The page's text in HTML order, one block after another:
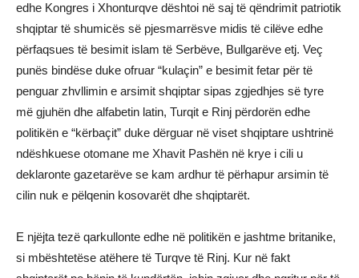
edhe Kongres i Xhonturqve dështoi në saj të qëndrimit patriotik
shqiptar të shumicës së pjesmarrësve midis të cilëve edhe
përfaqsues të besimit islam të Serbëve, Bullgarëve etj. Veç
punës bindëse duke ofruar “kulaçin” e besimit fetar për të
penguar zhvllimin e arsimit shqiptar sipas zgjedhjes së tyre
më gjuhën dhe alfabetin latin, Turqit e Rinj përdorën edhe
politikën e “kërbaçit” duke dërguar në viset shqiptare ushtrinë
ndëshkuese otomane me Xhavit Pashën në krye i cili u
deklaronte gazetarëve se kam ardhur të përhapur arsimin të
cilin nuk e pëlqenin kosovarët dhe shqiptarët.
E njëjta tezë qarkullonte edhe në politikën e jashtme britanike,
si mbështetëse atëhere të Turqve të Rinj. Kur në fakt